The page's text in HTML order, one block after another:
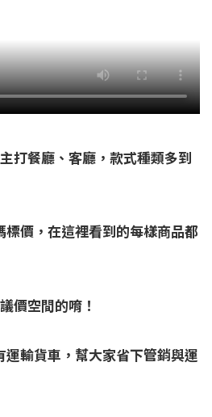
打餐廳、客廳，款式種類多到
價， 在這裡看到的每樣商品都
價空間的唷！
運輸貨車，幫大家省下管銷與運